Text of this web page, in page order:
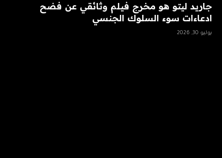
جاريد ليتو هو مخرج فيلم وثائقي عن فضح
ادعاءات سوء السلوك الجنسي
يوليو 30, 2026